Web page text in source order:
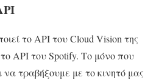
το API του Cloud Vision της
API του Spotify. Το μόνο που
τραβήξουμε με το κινητό μας